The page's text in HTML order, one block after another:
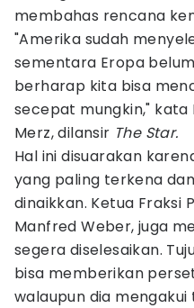
membahas rencana
"Amerika sudah
sementara Eropa
berharap kita bisa
secepat mungkin," kata
Merz, dilansir The Star.
Hal ini disuarakan
yang paling terkena
dinaikkan. Ketua Fraksi
Manfred Weber, juga
segera diselesaikan.
bisa memberikan
walaupun dia